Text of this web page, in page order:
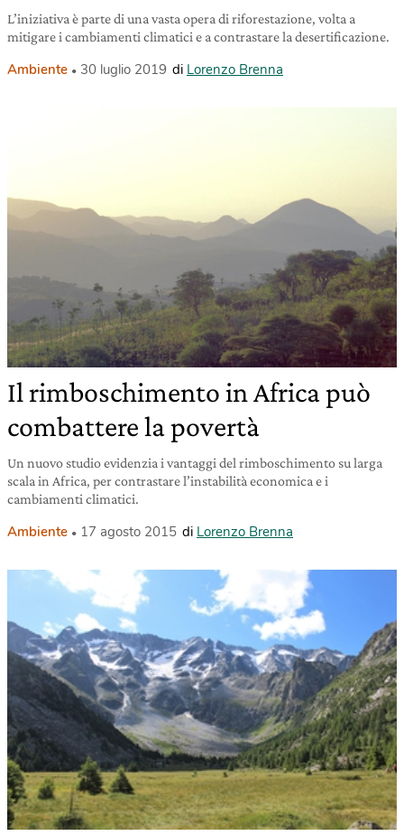
L’iniziativa è parte di una vasta opera di riforestazione, volta a
mitigare i cambiamenti climatici e a contrastare la desertificazione.
Ambiente 30 luglio 2019 di Lorenzo Brenna
Il rimboschimento in Africa può
combattere la povertà
Un nuovo studio evidenzia i vantaggi del rimboschimento su larga
scala in Africa, per contrastare l’instabilità economica e i
cambiamenti climatici.
Ambiente 17 agosto 2015 di Lorenzo Brenna